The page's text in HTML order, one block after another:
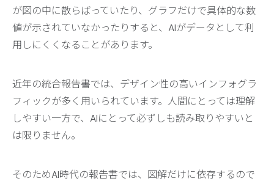
が図の中に散らばっていたり、グラフだけで具体的な数
値が示されていなかったりすると、AIがデータとして利
用しにくくなることがあります。
近年の統合報告書では、デザイン性の高いインフォグラ
フィックが多く用いられています。人間にとっては理解
しやすい一方で、AIにとって必ずしも読み取りやすいと
は限りません。
そのためAI時代の報告書では、図解だけに依存するので